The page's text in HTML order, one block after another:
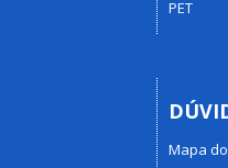
PET
Mapa